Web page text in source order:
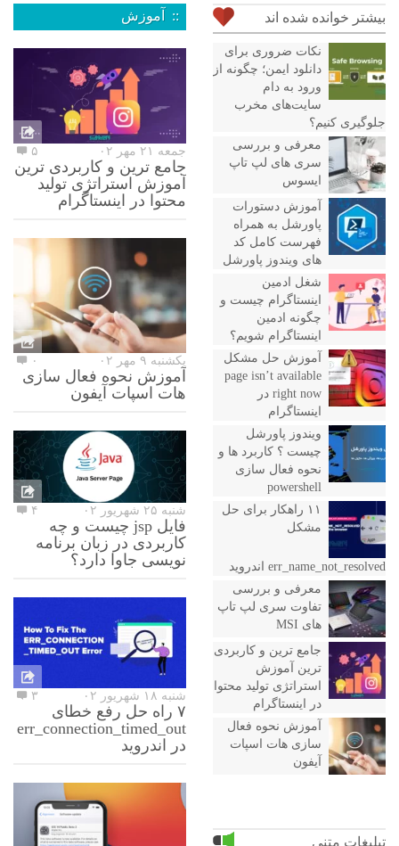
بیشتر خوانده شده اند
نکات ضروری برای
دانلود ایمن؛ چگونه از
ورود به دام
سایت‌های مخرب
جلوگیری کنیم؟
معرفی و بررسی
سری های لپ تاپ
ایسوس
آموزش دستورات
پاورشل به همراه
فهرست کامل کد
های ویندوز پاورشل
شغل ادمین
اینستاگرام چیست و
چگونه ادمین
اینستاگرام شویم؟
آموزش حل مشکل
page isn’t available
right now در
اینستاگرام
ویندوز پاورشل
چیست ؟ کاربرد ها و
نحوه فعال سازی
powershell
۱۱ راهکار برای حل
مشکل
err_name_not_resolved اندروید
معرفی و بررسی
تفاوت سری لپ تاپ
های MSI
جامع ترین و کاربردی
ترین آموزش
استراتژی تولید محتوا
در اینستاگرام
آموزش نحوه فعال
سازی هات اسپات
آیفون
تبلیغات متنی
:: آموزش
جمعه ۲۱ مهر ۰۲ ۵
جامع ترین و کاربردی ترین
آموزش استراتژی تولید
محتوا در اینستاگرام
یکشنبه ۹ مهر ۰۲ ۰
آموزش نحوه فعال سازی
هات اسپات آیفون
شنبه ۲۵ شهریور ۰۲ ۴
فایل jsp چیست و چه
کاربردی در زبان برنامه
نویسی جاوا دارد؟
شنبه ۱۸ شهریور ۰۲ ۳
۷ راه حل رفع خطای
err_connection_timed_out
در اندروید